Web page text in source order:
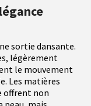
sortie dansante.
légèrement
le mouvement
Les matières
offrent non